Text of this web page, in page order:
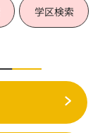
学区検索